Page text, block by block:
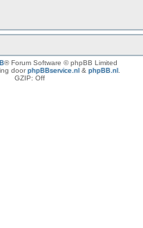
® Forum Software © phpBB Limited
doorphpBBservice.nl & phpBB.nl
GZIP: Off